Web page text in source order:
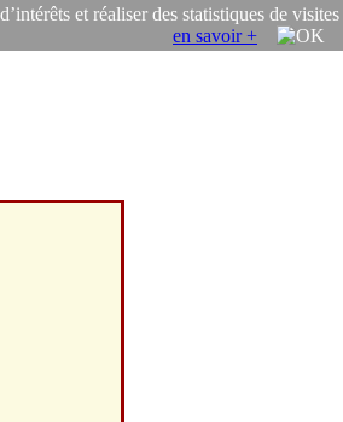
et réaliser des statistiques de visites
en savoir +